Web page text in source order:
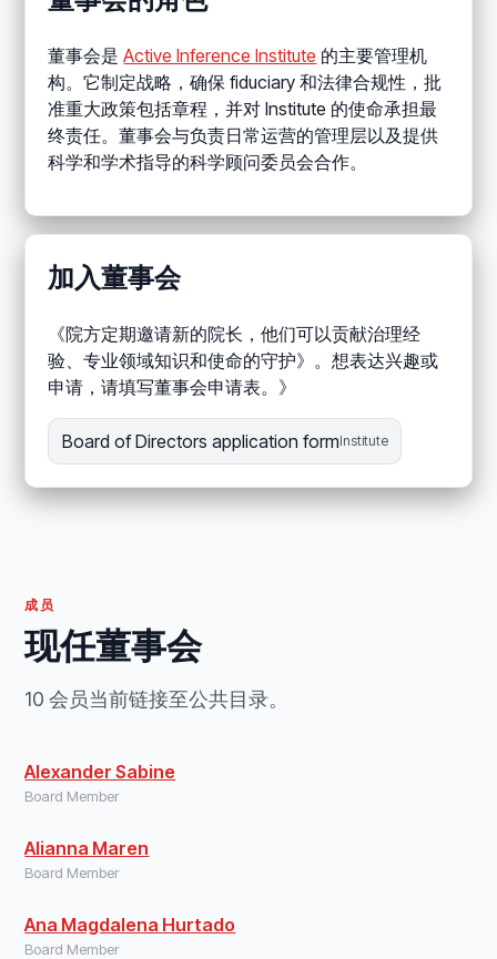
董事会是Active Inference Institute 的主要管理机
构。它制定战略，确保 fiduciary 和法律合规性，批
准重大政策包括章程，并对 Institute 的使命承担最
终责任。董事会与负责日常运营的管理层以及提供
科学和学术指导的科学顾问委员会合作。
加入董事会
《院方定期邀请新的院长，他们可以贡献治理经
验、专业领域知识和使命的守护》。想表达兴趣或
申请，请填写董事会申请表。》
Board of Directors application formInstitute
成员
现任董事会
10 会员当前链接至公共目录。
Alexander Sabine
Board Member
Alianna Maren
Board Member
Ana Magdalena Hurtado
Board Member